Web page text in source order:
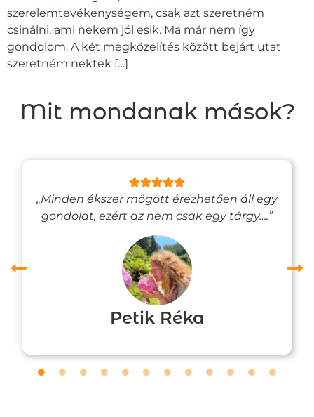
szerelemtevékenységem, csak azt szeretném
csinálni, ami nekem jól esik. Ma már nem így
gondolom. A két megközelítés között bejárt utat
szeretném nektek […]
Mit mondanak mások?
„Minden ékszer mögött érezhetően áll egy
gondolat, ezért az nem csak egy tárgy….”
Petik Réka